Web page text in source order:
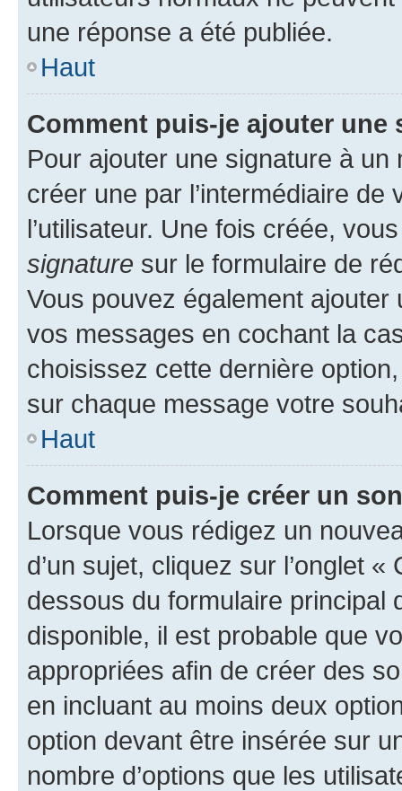
une réponse a été publiée.
Haut
Comment puis-je ajouter une
Pour ajouter une signature à un
créer une par l’intermédiaire
l’utilisateur. Une fois créée,
signature sur le formulaire de
Vous pouvez également
vos messages en cochant la
choisissez cette dernière
sur chaque message votre
Haut
Comment puis-je créer un
Lorsque vous rédigez un
d’un sujet, cliquez sur l’onglet
dessous du formulaire principal
disponible, il est probable que
appropriées afin de créer des
en incluant au moins deux
option devant être insérée sur
nombre d’options que les